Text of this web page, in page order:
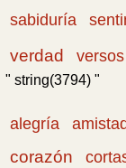
sabiduría
verdad
versos
" string(3794) "
alegría
corazón